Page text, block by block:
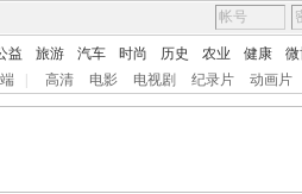
益 旅游 汽车 时尚 历史 农业 健康
高清 电影 电视剧 纪录片 动画片